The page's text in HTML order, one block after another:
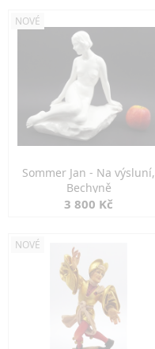
NOVÉ
Sommer Jan - Na výsluní,
Bechyně
3 800 Kč
NOVÉ